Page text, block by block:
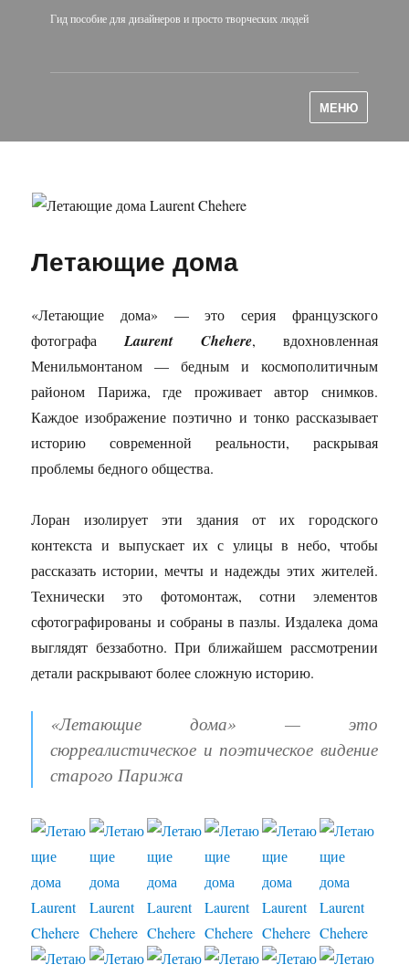
Гид пособие для дизайнеров и просто творческих людей
МЕНЮ
Летающие дома
«Летающие дома» — это серия французского
фотографаLaurent Chehere, вдохновленная
Менильмонтаном — бедным и космополитичным
районом Парижа, где проживает автор снимков.
Каждое изображение поэтично и тонко рассказывает
историю современной реальности, раскрывая
проблемы бедного общества.
Лоран изолирует эти здания от их городского
контекста и выпускает их с улицы в небо, чтобы
рассказать истории, мечты и надежды этих жителей.
Технически это фотомонтаж, сотни элементов
сфотографированы и собраны в пазлы. Издалека дома
выглядят беззаботно. При ближайшем рассмотрении
детали раскрывают более сложную историю.
«Летающие дома» — это
сюрреалистическое и поэтическое видение
старого Парижа